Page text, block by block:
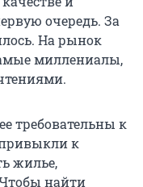
очередь. За
На рынок
миллениалы,
требовательны к
к
жилье,
найти